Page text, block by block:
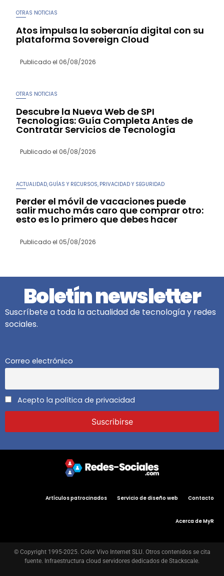
OTRAS NOTICIAS
Atos impulsa la soberanía digital con su
plataforma Sovereign Cloud
Publicado el 06/08/2026
OTRAS NOTICIAS
Descubre la Nueva Web de SPI
Tecnologías: Guía Completa Antes de
Contratar Servicios de Tecnología
Publicado el 06/08/2026
ACTUALIDAD ,GUÍAS Y RECURSOS PRIVACIDAD Y SEGURIDAD
Perder el móvil de vacaciones puede
salir mucho más caro que comprar otro:
esto es lo primero que debes hacer
Publicado el 05/08/2026
Boletín newsletter
Suscríbete a toda la actualidad de tecnología y redes
sociales.
Correo electrónico
Acepto la política de privacidad
Artículos patrocinados Servicio de diseño web Contacto
Acerca de MyR
© Copyright 1995-2025. Color Vivo Internet SLU. Otros contenidos se cita
fuente. Infraestructura cloud servidores dedicados de Stackscale.